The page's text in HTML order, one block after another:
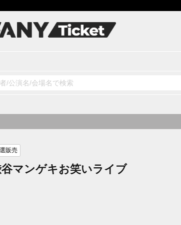
販売
マンゲキお笑いライブ